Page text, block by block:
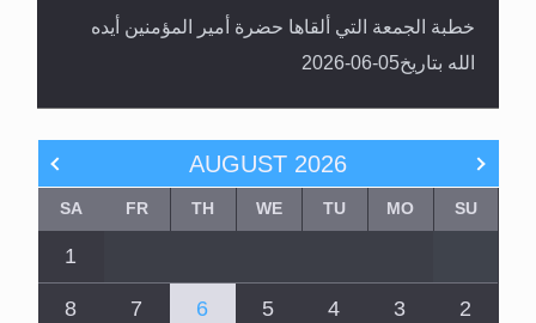
خطبة الجمعة التي ألقاها حضرة أمير المؤمنين أيده
الله بتاريخ05-06-2026
AUGUST 2026
SU
MO
TU
WE
TH
FR
SA
1
2
3
4
5
6
7
8